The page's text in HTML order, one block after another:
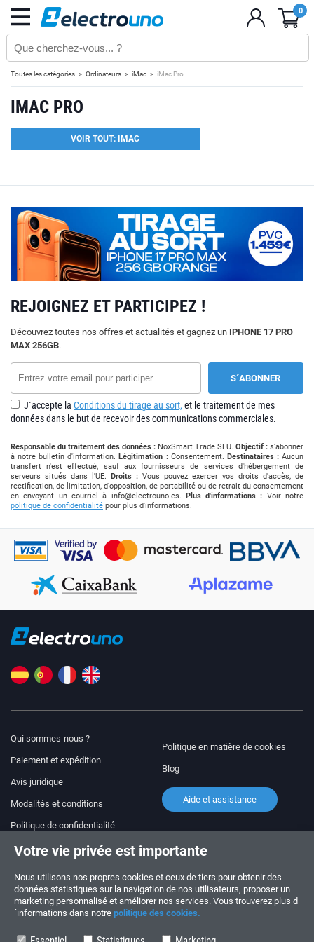
0
Toutes les catégories Ordinateurs iMac iMac Pro
IMAC PRO
VOIR TOUT: IMAC
REJOIGNEZ ET PARTICIPEZ !
Découvrez toutes nos offres et actualités et gagnez un IPHONE 17 PRO
MAX 256GB.
J´accepte la Conditions du tirage au sort, et le traitement de mes
données dans le but de recevoir des communications commerciales.
Responsable du traitement des données : NoxSmart Trade SLU. Objectif : s'abonner
à notre bulletin d'information.Légitimation :Consentement. Destinataires :Aucun
transfert n'est effectué, sauf aux fournisseurs de services d'hébergement de
serveurs situés dans l'UE. Droits : Vous pouvez exercer vos droits d'accès, de
rectification, de limitation, d'opposition, de portabilité ou de retrait du consentement
en envoyant un courriel à info@electrouno.es. Plus d'informations : Voir notre
politique de confidentialité pour plus d'informations.
Qui sommes-nous ?
Paiement et expédition
Avis juridique
Modalités et conditions
Politique de confidentialité
Politique en matière de cookies
Blog
Aide et assistance
COMMANDES ET QUESTIONS
+34 910 600 459
+34 622 219 640
HORAIRES D’ÉTÉ
Suivez-nous !
Votre vie privée est importante
Nous utilisons nos propres cookies et ceux de tiers pour obtenir des
données statistiques sur la navigation de nos utilisateurs, proposer un
marketing personnalisé et améliorer nos services. Vous trouverez plus d
´informations dans notre politique des cookies.